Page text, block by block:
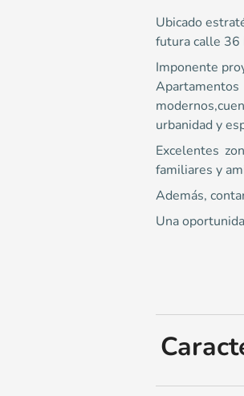
Chipichape Gardens
Apartamentos en Cali -
Cali y Suroccidente
Ubicado
futura calle 36
Imponente
urbanidad y
Excelentes
familiares y
Además,
Una